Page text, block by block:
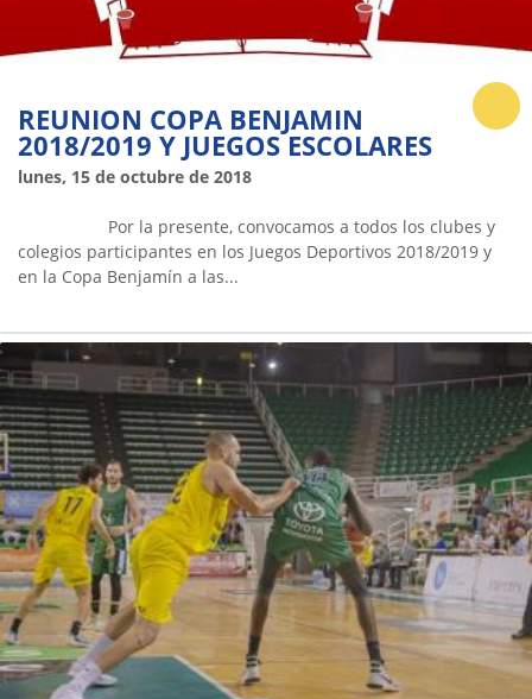
REUNION COPA BENJAMIN
2018/2019 Y JUEGOS ESCOLARES
lunes, 15 de octubre de 2018
Por la presente, convocamos a todos los clubes y
colegios participantes en los Juegos Deportivos 2018/2019 y
en la Copa Benjamín a las...